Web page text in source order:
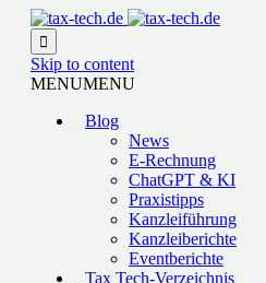

Skip to content
MENUMENU
Blog
News
E-Rechnung
ChatGPT & KI
Praxistipps
Kanzleiführung
Kanzleiberichte
Eventberichte
Tax Tech-Verzeichnis